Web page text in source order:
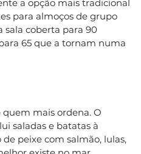
a opção mais tradicional
para almoços de grupo
sala coberta para 90
65 que a tornam numa
quem mais ordena. O
saladas e batatas à
peixe com salmão, lulas,